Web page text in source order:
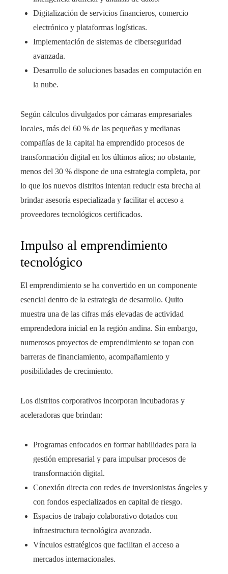
Digitalización de servicios financieros, comercio
electrónico y plataformas logísticas.
Implementación de sistemas de ciberseguridad
avanzada.
Desarrollo de soluciones basadas en computación en
la nube.
Según cálculos divulgados por cámaras empresariales
locales, más del 60 % de las pequeñas y medianas
compañías de la capital ha emprendido procesos de
transformación digital en los últimos años; no obstante,
menos del 30 % dispone de una estrategia completa, por
lo que los nuevos distritos intentan reducir esta brecha al
brindar asesoría especializada y facilitar el acceso a
proveedores tecnológicos certificados.
Impulso al emprendimiento
tecnológico
El emprendimiento se ha convertido en un componente
esencial dentro de la estrategia de desarrollo. Quito
muestra una de las cifras más elevadas de actividad
emprendedora inicial en la región andina. Sin embargo,
numerosos proyectos de emprendimiento se topan con
barreras de financiamiento, acompañamiento y
posibilidades de crecimiento.
Los distritos corporativos incorporan incubadoras y
aceleradoras que brindan:
Programas enfocados en formar habilidades para la
gestión empresarial y para impulsar procesos de
transformación digital.
Conexión directa con redes de inversionistas ángeles y
con fondos especializados en capital de riesgo.
Espacios de trabajo colaborativo dotados con
infraestructura tecnológica avanzada.
Vínculos estratégicos que facilitan el acceso a
mercados internacionales.